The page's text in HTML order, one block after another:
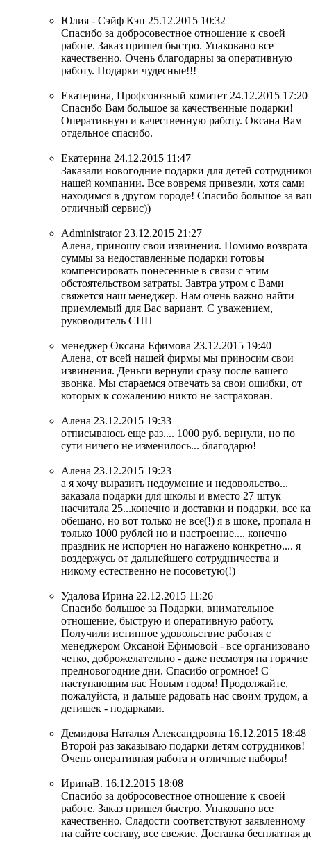
Юлия - Сэйф Кэп 25.12.2015 10:32
Спасибо за добросовестное отношение к своей
работе. Заказ пришел быстро. Упаковано все
качественно. Очень благодарны за оперативную
работу. Подарки чудесные!!!
Екатерина, Профсоюзный комитет 24.12.2015 17:20
Спасибо Вам большое за качественные подарки!
Оперативную и качественную работу. Оксана Вам
отдельное спасибо.
Екатерина 24.12.2015 11:47
Заказали новогодние подарки для детей
нашей компании. Все вовремя привезли, хотя сами
находимся в другом городе! Спасибо большое за
отличный сервис))
Administrator 23.12.2015 21:27
Алена, приношу свои извинения. Помимо возврата
суммы за недоставленные подарки готовы
компенсировать понесенные в связи с этим
обстоятельством затраты. Завтра утром с Вами
свяжется наш менеджер. Нам очень важно найти
приемлемый для Вас вариант. С уважением,
руководитель СПП
менеджер Оксана Ефимова 23.12.2015 19:40
Алена, от всей нашей фирмы мы приносим свои
извинения. Деньги вернули сразу после вашего
звонка. Мы стараемся отвечать за свои ошибки, от
которых к сожалению никто не застрахован.
Алена 23.12.2015 19:33
отписываюсь еще раз.... 1000 руб. вернули, но по
сути ничего не изменилось... благодарю!
Алена 23.12.2015 19:23
а я хочу выразить недоумение и недовольство...
заказала подарки для школы и вместо 27 штук
насчитала 25...конечно и доставки и подарки, все
обещано, но вот только не все(!) я в шоке, пропала
только 1000 рублей но и настроение.... конечно
праздник не испорчен но нагажено конкретно.... я
воздержусь от дальнейшего сотрудничества и
никому естественно не посоветую(!)
Удалова Ирина 22.12.2015 11:26
Спасибо большое за Подарки, внимательное
отношение, быструю и оперативную работу.
Получили истинное удовольствие работая с
менеджером Оксаной Ефимовой - все организовано
четко, доброжелательно - даже несмотря на горячие
предновогодние дни. Спасибо огромное! С
наступающим вас Новым годом! Продолжайте,
пожалуйста, и дальше радовать нас своим трудом, а
детишек - подарками.
Демидова Наталья Александровна 16.12.2015 18:48
Второй раз заказываю подарки детям сотрудников!
Очень оперативная работа и отличные наборы!
ИринаВ. 16.12.2015 18:08
Спасибо за добросовестное отношение к своей
работе. Заказ пришел быстро. Упаковано все
качественно. Сладости соответствуют заявленному
на сайте составу, все свежие. Доставка бесплатная